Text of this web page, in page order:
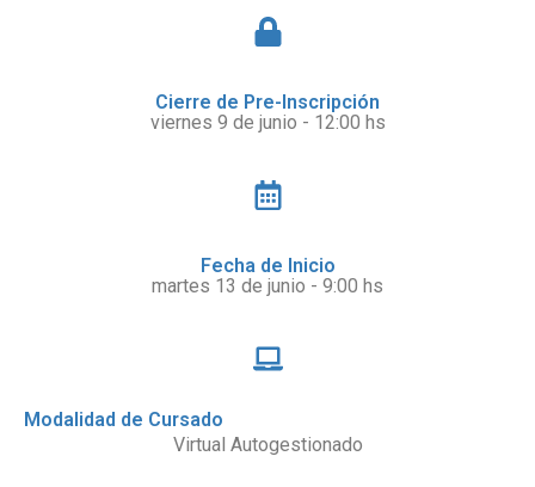
Cierre de Pre-Inscripción
viernes 9 de junio - 12:00 hs
Fecha de Inicio
martes 13 de junio - 9:00 hs
Modalidad de Cursado
Virtual Autogestionado